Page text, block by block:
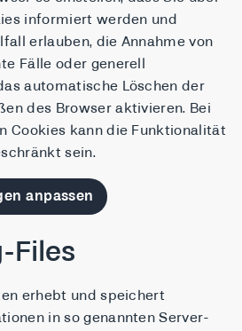
informiert werden und
erlauben, die Annahme von
Fälle oder generell
automatische Löschen der
des Browser aktivieren. Bei
Cookies kann die Funktionalität
sein.
anpassen
Files
erhebt und speichert
in so genannten Server-